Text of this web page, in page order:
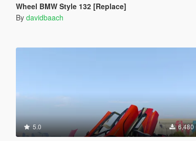
Wheel BMW Style 132 [Replace]
By davidbaach
5.0 6,480